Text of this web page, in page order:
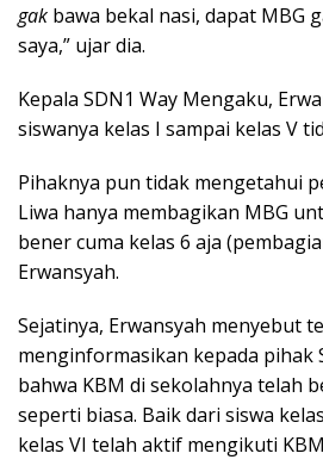
gak bawa bekal nasi, dapat MBG
saya,” ujar dia.
Kepala SDN1 Way Mengaku,
siswanya kelas I sampai kelas V
Pihaknya pun tidak mengetahui
Liwa hanya membagikan MBG
bener cuma kelas 6 aja
Erwansyah.
Sejatinya, Erwansyah menyebut
menginformasikan kepada pihak
bahwa KBM di sekolahnya telah
seperti biasa. Baik dari siswa
kelas VI telah aktif mengikuti